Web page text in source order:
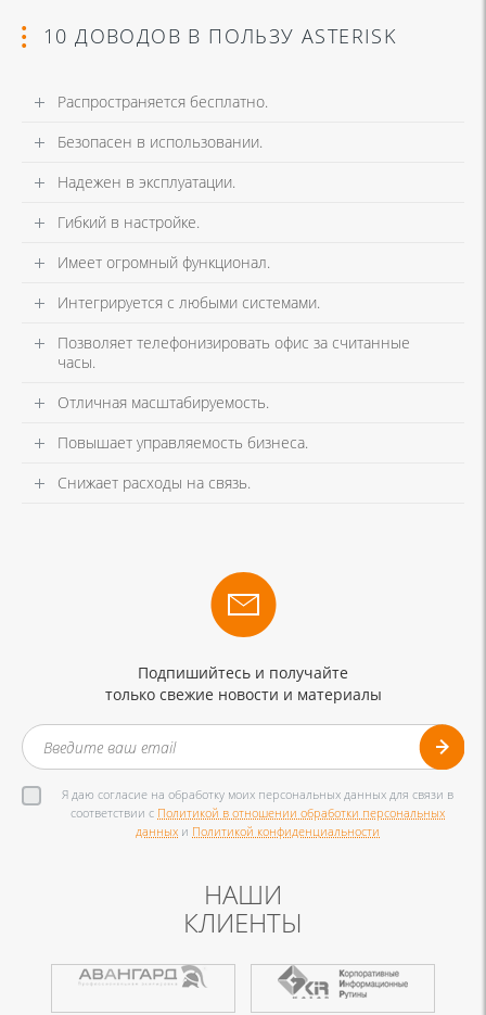
10 ДОВОДОВ В ПОЛЬЗУ ASTERISK
Распространяется бесплатно.
Безопасен в использовании.
Надежен в эксплуатации.
Гибкий в настройке.
Имеет огромный функционал.
Интегрируется с любыми системами.
Позволяет телефонизировать офис за считанные
часы.
Отличная масштабируемость.
Повышает управляемость бизнеса.
Снижает расходы на связь.
Подпишийтесь и получайте
только свежие новости и материалы
Я даю согласие на обработку моих персональных данных для связи в
соответствии с Политикой в отношении обработки персональных
данных и Политикой конфиденциальности
НАШИ
КЛИЕНТЫ